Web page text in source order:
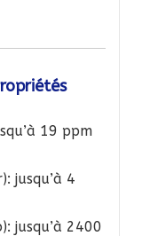
19 ppm
jusqu’à 4
jusqu’à 2400